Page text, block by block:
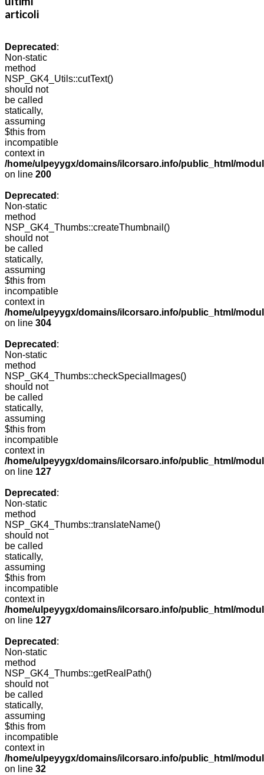
articoli
Deprecated :
Non-static
method
NSP_GK4_Utils::cutText()
should not
be called
statically,
assuming
$this from
incompatible
context in
/home/ulpeyygx/domains/ilcorsaro.info/public_html/
on line 200
Deprecated :
Non-static
method
NSP_GK4_Thumbs::createThumbnail()
should not
be called
statically,
assuming
$this from
incompatible
context in
/home/ulpeyygx/domains/ilcorsaro.info/public_html/
on line 304
Deprecated :
Non-static
method
NSP_GK4_Thumbs::checkSpecialImages()
should not
be called
statically,
assuming
$this from
incompatible
context in
/home/ulpeyygx/domains/ilcorsaro.info/public_html/
on line 127
Deprecated :
Non-static
method
NSP_GK4_Thumbs::translateName()
should not
be called
statically,
assuming
$this from
incompatible
context in
/home/ulpeyygx/domains/ilcorsaro.info/public_html/
on line 127
Deprecated :
Non-static
method
NSP_GK4_Thumbs::getRealPath()
should not
be called
statically,
assuming
$this from
incompatible
context in
/home/ulpeyygx/domains/ilcorsaro.info/public_html/
on line 32